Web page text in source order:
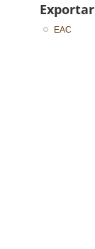
Exportar
EAC